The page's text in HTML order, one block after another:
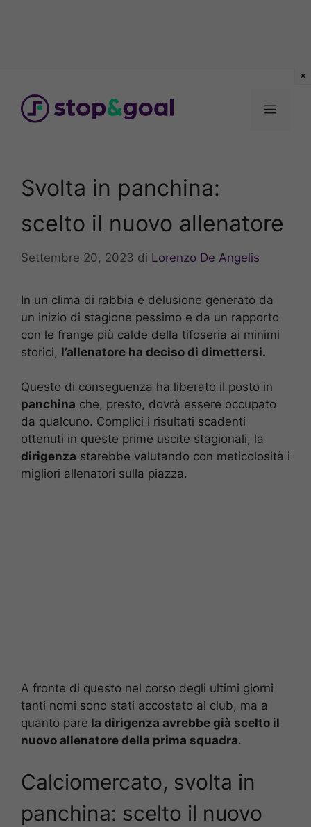
contenuto
Menu
Svolta in panchina:
scelto il nuovo allenatore
Settembre 20, 2023 di Lorenzo De Angelis
In un clima di rabbia e delusione generato da
un inizio di stagione pessimo e da un rapporto
con le frange più calde della tifoseria ai minimi
storici, l’allenatore ha deciso di dimettersi.
Questo di conseguenza ha liberato il posto in
panchina che, presto, dovrà essere occupato
da qualcuno. Complici i risultati scadenti
ottenuti in queste prime uscite stagionali, la
dirigenza starebbe valutando con meticolosità i
migliori allenatori sulla piazza.
A fronte di questo nel corso degli ultimi giorni
tanti nomi sono stati accostato al club, ma a
quanto pare la dirigenza avrebbe già scelto il
nuovo allenatore della prima squadra.
Calciomercato, svolta in
panchina: scelto il nuovo